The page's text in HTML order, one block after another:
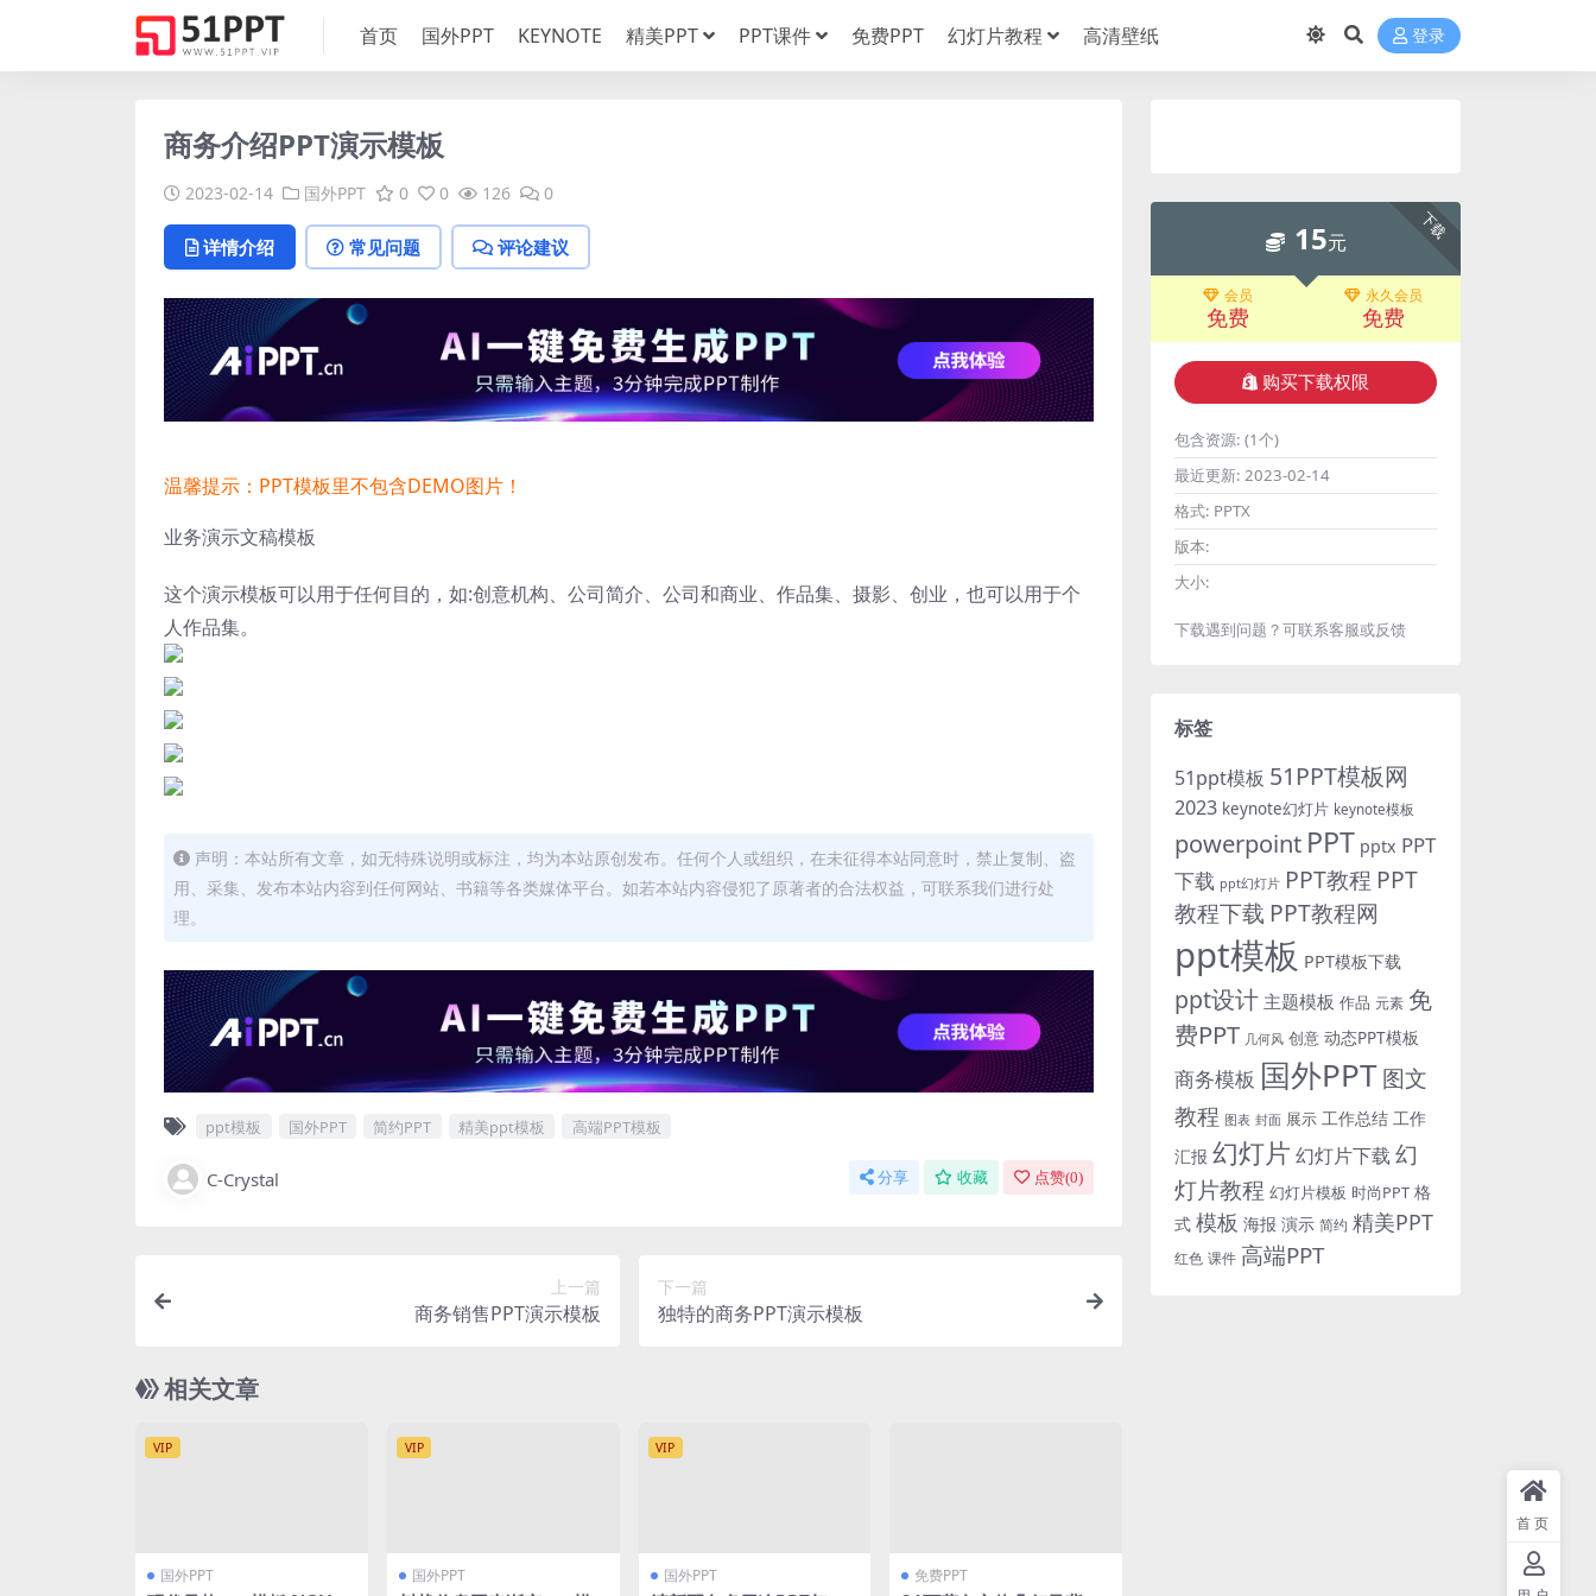
首页 国外PPT KEYNOTE 精美PPT PPT课件 免费PPT 幻灯片教程 高清壁纸 登录
商务介绍PPT演示模板
2023-02-14 国外PPT 0 0 126 0
详情介绍 常见问题 评论建议
温馨提示：PPT模板里不包含DEMO图片！
业务演示文稿模板
这个演示模板可以用于任何目的，如:创意机构、公司简介、公司和商业、作品集、摄影、创业，也可以用于个
人作品集。
声明：本站所有文章，如无特殊说明或标注，均为本站原创发布。任何个人或组织，在未征得本站同意时，禁止复制、盗
用、采集、发布本站内容到任何网站、书籍等各类媒体平台。如若本站内容侵犯了原著者的合法权益，可联系我们进行处
理。
ppt模板 国外PPT 简约PPT 精美ppt模板 高端PPT模板
C-Crystal 分享 收藏 点赞(0)
上一篇
商务销售PPT演示模板
下一篇
独特的商务PPT演示模板
相关文章
VIP
国外PPT
VIP
国外PPT
VIP
国外PPT 免费PPT
下载
15元
会员
免费
永久会员
免费
购买下载权限
包含资源: (1个)
最近更新: 2023-02-14
格式: PPTX
版本:
大小:
下载遇到问题？可联系客服或反馈
标签
51ppt模板 51PPT模板网
2023 keynote幻灯片 keynote模板
powerpoint PPT pptx PPT
下载 ppt幻灯片 PPT教程 PPT
教程下载 PPT教程网
ppt模板 PPT模板下载
ppt设计 主题模板 作品 元素 免
费PPT 几何风 创意 动态PPT模板
商务模板 国外PPT图文
教程 图表 封面 展示 工作总结 工作
汇报 幻灯片 幻灯片下载 幻
灯片教程 幻灯片模板 时尚PPT 格
式 模板 海报 演示 简约 精美PPT
红色 课件 高端PPT
首页